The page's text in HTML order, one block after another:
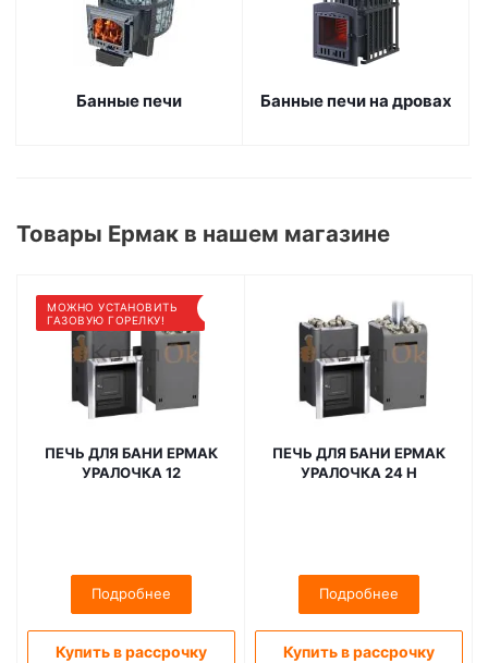
Банные печи Банные печи на дровах
Товары Ермак в нашем магазине
МОЖНО УСТАНОВИТЬ
ГАЗОВУЮ ГОРЕЛКУ!
ПЕЧЬ ДЛЯ БАНИ ЕРМАК
УРАЛОЧКА 12
Подробнее
Купить в рассрочку
ПЕЧЬ ДЛЯ БАНИ ЕРМАК
УРАЛОЧКА 24 Н
Подробнее
Купить в рассрочку